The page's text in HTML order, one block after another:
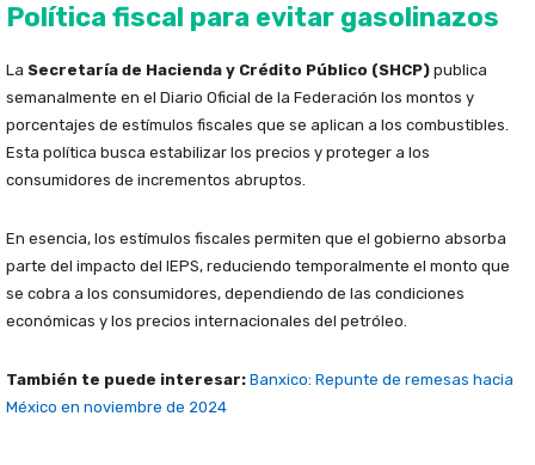
Política fiscal para evitar gasolinazos
La Secretaría de Hacienda y Crédito Público (SHCP) publica
semanalmente en el Diario Oficial de la Federación los montos y
porcentajes de estímulos fiscales que se aplican a los combustibles.
Esta política busca estabilizar los precios y proteger a los
consumidores de incrementos abruptos.
En esencia, los estímulos fiscales permiten que el gobierno absorba
parte del impacto del IEPS, reduciendo temporalmente el monto que
se cobra a los consumidores, dependiendo de las condiciones
económicas y los precios internacionales del petróleo.
También te puede interesar: Banxico: Repunte de remesas hacia
México en noviembre de 2024